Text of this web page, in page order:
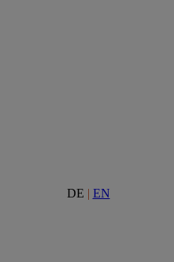
DE | EN